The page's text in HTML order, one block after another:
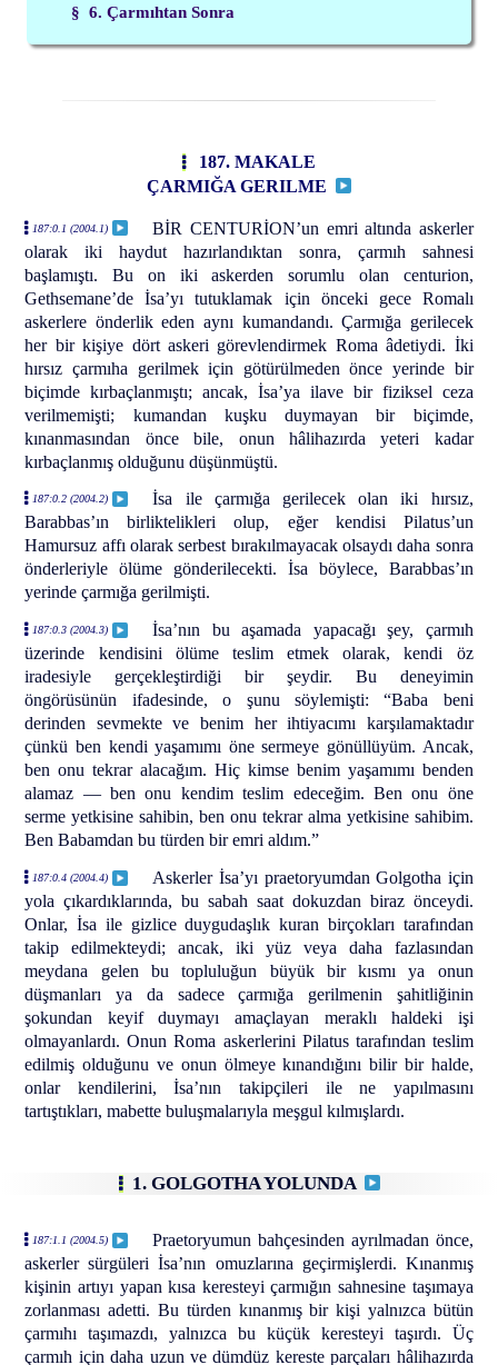
§ 6. Çarmıhtan Sonra
187. MAKALE
ÇARMIĞA GERILME
187:0.1 (2004.1)
BİR CENTURİON’un emri altında askerler
olarak iki haydut hazırlandıktan sonra, çarmıh sahnesi
başlamıştı. Bu on iki askerden sorumlu olan centurion,
Gethsemane’de İsa’yı tutuklamak için önceki gece Romalı
askerlere önderlik eden aynı kumandandı. Çarmığa gerilecek
her bir kişiye dört askeri görevlendirmek Roma âdetiydi. İki
hırsız çarmıha gerilmek için götürülmeden önce yerinde bir
biçimde kırbaçlanmıştı; ancak, İsa’ya ilave bir fiziksel ceza
verilmemişti; kumandan kuşku duymayan bir biçimde,
kınanmasından önce bile, onun hâlihazırda yeteri kadar
kırbaçlanmış olduğunu düşünmüştü.
187:0.2 (2004.2)
İsa ile çarmığa gerilecek olan iki hırsız,
Barabbas’ın birliktelikleri olup, eğer kendisi Pilatus’un
Hamursuz affı olarak serbest bırakılmayacak olsaydı daha sonra
önderleriyle ölüme gönderilecekti. İsa böylece, Barabbas’ın
yerinde çarmığa gerilmişti.
187:0.3 (2004.3)
İsa’nın bu aşamada yapacağı şey, çarmıh
üzerinde kendisini ölüme teslim etmek olarak, kendi öz
iradesiyle gerçekleştirdiği bir şeydir. Bu deneyimin
öngörüsünün ifadesinde, o şunu söylemişti: “Baba beni
derinden sevmekte ve benim her ihtiyacımı karşılamaktadır
çünkü ben kendi yaşamımı öne sermeye gönüllüyüm. Ancak,
ben onu tekrar alacağım. Hiç kimse benim yaşamımı benden
alamaz — ben onu kendim teslim edeceğim. Ben onu öne
serme yetkisine sahibin, ben onu tekrar alma yetkisine sahibim.
Ben Babamdan bu türden bir emri aldım.”
187:0.4 (2004.4)
Askerler İsa’yı praetoryumdan Golgotha için
yola çıkardıklarında, bu sabah saat dokuzdan biraz önceydi.
Onlar, İsa ile gizlice duygudaşlık kuran birçokları tarafından
takip edilmekteydi; ancak, iki yüz veya daha fazlasından
meydana gelen bu topluluğun büyük bir kısmı ya onun
düşmanları ya da sadece çarmığa gerilmenin şahitliğinin
şokundan keyif duymayı amaçlayan meraklı haldeki işi
olmayanlardı. Onun Roma askerlerini Pilatus tarafından teslim
edilmiş olduğunu ve onun ölmeye kınandığını bilir bir halde,
onlar kendilerini, İsa’nın takipçileri ile ne yapılmasını
tartıştıkları, mabette buluşmalarıyla meşgul kılmışlardı.
1. GOLGOTHA YOLUNDA
187:1.1 (2004.5)
Praetoryumun bahçesinden ayrılmadan önce,
askerler sürgüleri İsa’nın omuzlarına geçirmişlerdi. Kınanmış
kişinin artıyı yapan kısa keresteyi çarmığın sahnesine taşımaya
zorlanması adetti. Bu türden kınanmış bir kişi yalnızca bütün
çarmıhı taşımazdı, yalnızca bu küçük keresteyi taşırdı. Üç
çarmıh için daha uzun ve dümdüz kereste parçaları hâlihazırda